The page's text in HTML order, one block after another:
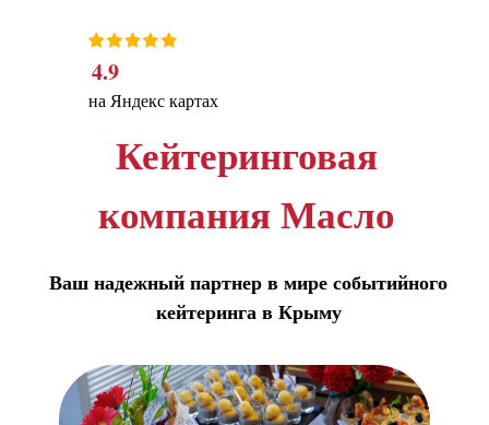
Кейтеринговая
компания Масло
Ваш надежный партнер в мире событийного
кейтеринга в Крыму
на Яндекс картах
4.9